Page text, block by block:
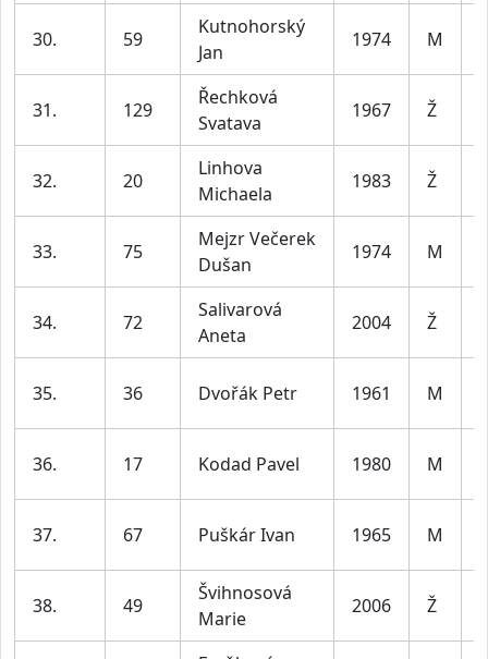
30. 59
Kutnohorský
Jan
1974 M
31. 129
Řechková
Svatava
1967 Ž
32. 20
Linhova
Michaela
1983 Ž
33. 75
Mejzr Večerek
Dušan
1974 M
34. 72
Salivarová
Aneta
2004 Ž
35. 36 Dvořák Petr 1961 M
36. 17 Kodad Pavel 1980 M
37. 67 Puškár Ivan 1965 M
38. 49
Švihnosová
Marie
2006 Ž